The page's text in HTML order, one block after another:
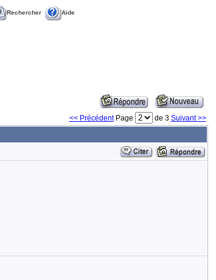
Rechercher Aide
<< PrécédentPage de 3 Suivant >>